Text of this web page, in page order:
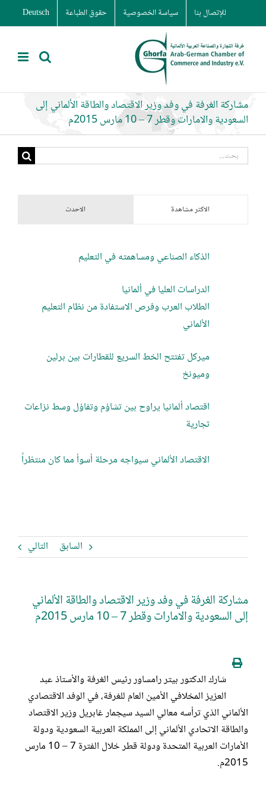
to
content
للإتصال بنا سياسة الخصوصية حقوق الطباعة Deutsch
مشاركة الغرفة في وفد وزير الاقتصاد والطاقة الألماني إلى
السعودية والامارات وقطر 7 – 10 مارس 2015م
السابق التالي
مشاركة الغرفة في وفد وزير الاقتصاد والطاقة الألماني
إلى السعودية والامارات وقطر 7 – 10 مارس 2015م
شارك الدكتور بيتر رامساور رئيس الغرفة والأستاذ عبد
العزيز المخلافي الأمين العام للغرفة، في الوفد الاقتصادي
الألماني الذي ترأسه معالي السيد سيجمار غابريل وزير الاقتصاد
والطاقة الاتحادي الألماني إلى المملكة العربية السعودية ودولة
الأمارات العربية المتحدة ودولة قطر خلال الفترة 7 – 10 مارس
2015م.
البحث
الاكثر مشاهدة الاحدث
الذكاء الصناعي ومساهمته في التعليم
الدراسات العليا في ألمانيا
الطلاب العرب وفرص الاستفادة من نظام التعليم
الألماني
ميركل تفتتح الخط السريع للقطارات بين برلين
وميونخ
اقتصاد ألمانيا يراوح بين تشاؤم وتفاؤل وسط نزاعات
تجارية
الاقتصاد الألماني سيواجه مرحلة أسوأ مما كان منتظراً